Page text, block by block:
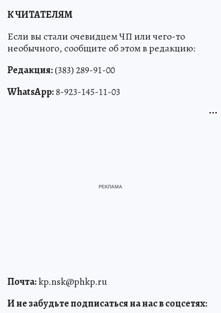
К ЧИТАТЕЛЯМ
Если вы стали очевидцем ЧП или чего-то
необычного, сообщите об этом в редакцию:
Редакция:(383) 289-91-00
WhatsApp:8-923-145-11-03
Почта:kp.nsk@phkp.ru
И не забудьте подписаться на нас в соцсетях: